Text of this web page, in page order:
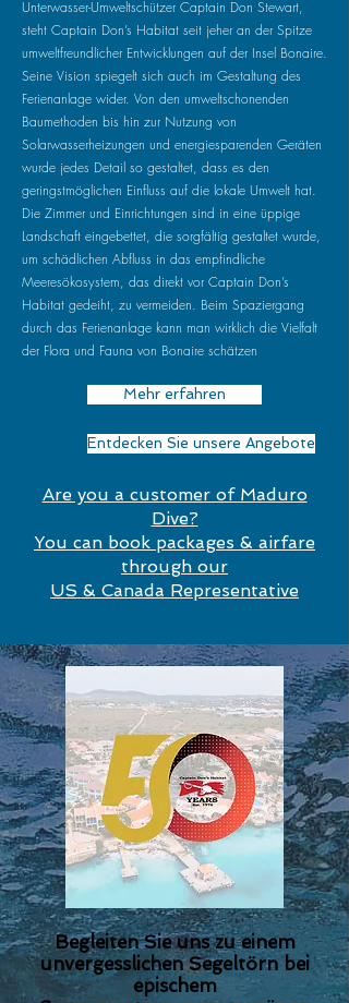
Unterwasser-Umweltschützer Captain Don Stewart,
steht Captain Don’s Habitat seit jeher an der Spitze
umweltfreundlicher Entwicklungen auf der Insel Bonaire.
Seine Vision spiegelt sich auch im Gestaltung des
Ferienanlage wider. Von den umweltschonenden
Baumethoden bis hin zur Nutzung von
Solarwasserheizungen und energiesparenden Geräten
wurde jedes Detail so gestaltet, dass es den
geringstmöglichen Einfluss auf die lokale Umwelt hat.
Die Zimmer und Einrichtungen sind in eine üppige
Landschaft eingebettet, die sorgfältig gestaltet wurde,
um schädlichen Abfluss in das empfindliche
Meeresökosystem, das direkt vor Captain Don’s
Habitat gedeiht, zu vermeiden. Beim Spaziergang
durch das Ferienanlage kann man wirklich die Vielfalt
der Flora und Fauna von Bonaire schätzen
Mehr erfahren
Entdecken Sie unsere Angebote
Are you a customer of Maduro
Dive?
You can book packages & airfare
through our
US & Canada Representative
Begleiten Sie uns zu einem
unvergesslichen Segeltörn bei
epischem